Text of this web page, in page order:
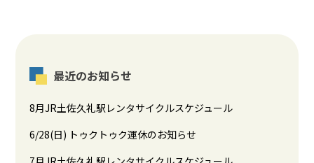
最近のお知らせ
8月JR土佐久礼駅レンタサイクルスケジュール
6/28(日) トゥクトゥク運休のお知らせ